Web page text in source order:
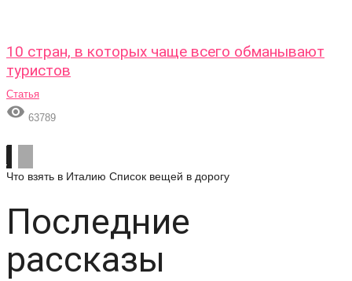
10 стран, в которых чаще всего обманывают
туристов
Статья
 63789
Что взять в Италию Список вещей в дорогу
Последние
рассказы